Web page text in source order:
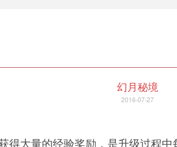
幻月秘境
2016-07-27
量的经验奖励，是升级过程中